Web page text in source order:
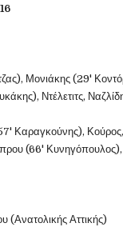
Μονιάκης (29'
Ντέλετιτς,
Καραγκούνης),
(66' Κυνηγόπουλος),
(Ανατολικής Αττικής)